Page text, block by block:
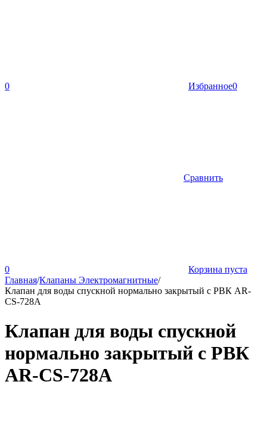
0 Избранное0
Сравнить
0
Корзина пуста
Главная/Клапаны Электромагнитные/
Клапан для воды спускной нормально закрытый с РВК AR-
CS-728A
Клапан для воды спускной
нормально закрытый с РВК
AR-CS-728A